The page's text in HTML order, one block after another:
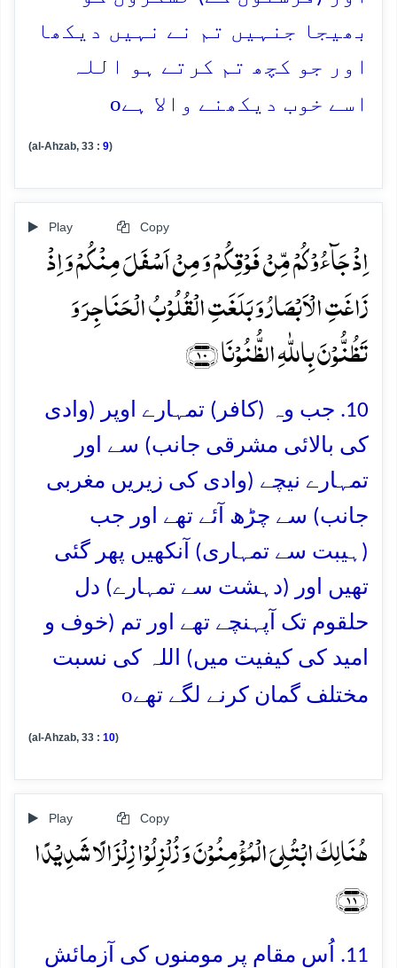
بھیجا جنہیں تم نے نہیں دیکھا
اور جو کچھ تم کرتے ہو اللہ
اسے خوب دیکھنے والا ہےo
(al-Ahzab, 33 : 9)
Play Copy
اِذۡ جَآءُوۡکُمۡ مِّنۡ فَوۡقِکُمۡ وَ مِنۡ اَسۡفَلَ مِنۡکُمۡ وَ اِذۡ
زَاغَتِ الۡاَبۡصَارُ وَ بَلَغَتِ الۡقُلُوۡبُ الۡحَنَاجِرَ وَ
تَظُنُّوۡنَ بِاللّٰہِ الظُّنُوۡنَا ﴿۱۰﴾
10. جب وہ (کافر) تمہارے اوپر (وادی
کی بالائی مشرقی جانب) سے اور
تمہارے نیچے (وادی کی زیریں مغربی
جانب) سے چڑھ آئے تھے اور جب
(ہیبت سے تمہاری) آنکھیں پھر گئی
تھیں اور (دہشت سے تمہارے) دل
حلقوم تک آپہنچے تھے اور تم (خوف و
امید کی کیفیت میں) اللہ کی نسبت
مختلف گمان کرنے لگے تھےo
(al-Ahzab, 33 : 10)
Play Copy
ہُنَالِکَ ابۡتُلِیَ الۡمُؤۡمِنُوۡنَ وَ زُلۡزِلُوۡا زِلۡزَالًا شَدِیۡدًا
﴿۱۱﴾
11. اُس مقام پر مومنوں کی آزمائش